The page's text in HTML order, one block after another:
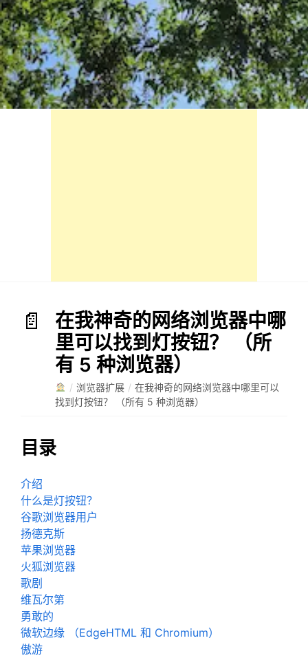
在我神奇的网络浏览器中哪
里可以找到灯按钮？ （所
有 5 种浏览器）
/ 浏览器扩展 / 在我神奇的网络浏览器中哪里可以
找到灯按钮？ （所有 5 种浏览器）
目录
介绍
什么是灯按钮？
谷歌浏览器用户
扬德克斯
苹果浏览器
火狐浏览器
歌剧
维瓦尔第
勇敢的
微软边缘 （EdgeHTML 和 Chromium）
傲游